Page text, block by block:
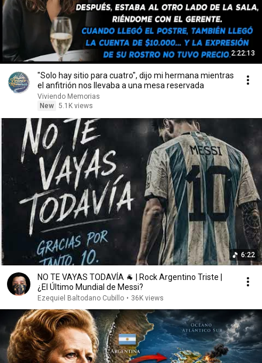
2:22:13
"Solo hay sitio para cuatro", dijo mi hermana mientras
el anfitrión nos llevaba a una mesa reservada
Viviendo Memorias
New 5.1K views
6:22
NO TE VAYAS TODAVÍA 🐐 | Rock Argentino Triste |
¿El Último Mundial de Messi?
Ezequiel Baltodano Cubillo • 36K views